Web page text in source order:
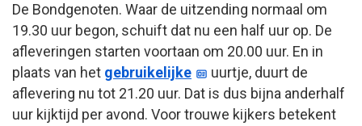
De Bondgenoten. Waar de uitzending normaal om
19.30 uur begon, schuift dat nu een half uur op. De
afleveringen starten voortaan om 20.00 uur. En in
plaats van het gebruikelijke
uurtje, duurt de
aflevering nu tot 21.20 uur. Dat is dus bijna anderhalf
uur kijktijd per avond. Voor trouwe kijkers betekent